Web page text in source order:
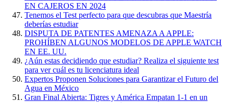
EN CAJEROS EN 2024
Tenemos el Test perfecto para que descubras que Maestría
deberías estudiar
DISPUTA DE PATENTES AMENAZA A APPLE:
PROHÍBEN ALGUNOS MODELOS DE APPLE WATCH
EN EE. UU.
¿Aún estas decidiendo que estudiar? Realiza el siguiente test
para ver cuál es tu licenciatura ideal
Expertos Proponen Soluciones para Garantizar el Futuro del
Agua en México
Gran Final Abierta: Tigres y América Empatan 1-1 en un